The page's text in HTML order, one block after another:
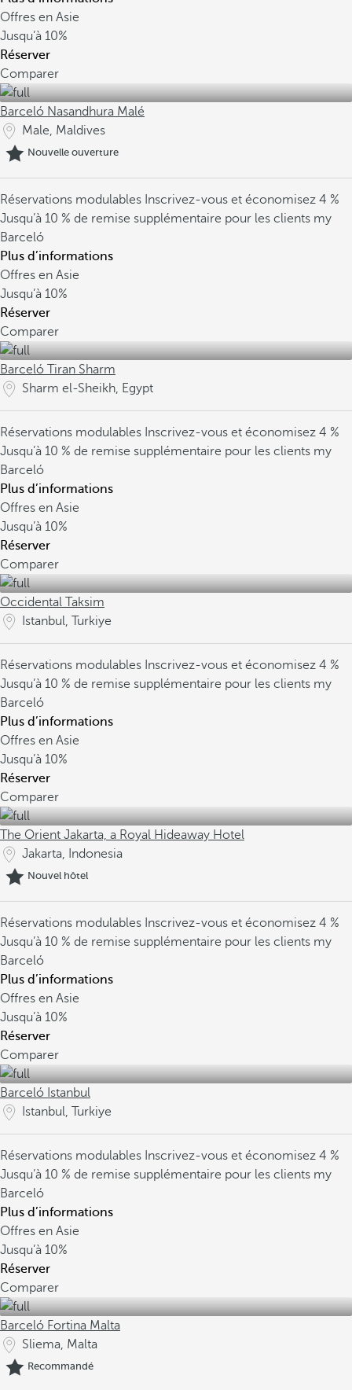
Offres en Asie
Jusqu’à 10%
Réserver
Comparer
Barceló Nasandhura Malé
Male, Maldives
Nouvelle ouverture
Réservations modulables Inscrivez-vous et économisez 4 %
Jusqu’à 10 % de remise supplémentaire pour les clients my
Barceló
Plus d’informations
Offres en Asie
Jusqu’à 10%
Réserver
Comparer
Barceló Tiran Sharm
Sharm el-Sheikh, Egypt
Réservations modulables Inscrivez-vous et économisez 4 %
Jusqu’à 10 % de remise supplémentaire pour les clients my
Barceló
Plus d’informations
Offres en Asie
Jusqu’à 10%
Réserver
Comparer
Occidental Taksim
Istanbul, Turkiye
Réservations modulables Inscrivez-vous et économisez 4 %
Jusqu’à 10 % de remise supplémentaire pour les clients my
Barceló
Plus d’informations
Offres en Asie
Jusqu’à 10%
Réserver
Comparer
The Orient Jakarta, a Royal Hideaway Hotel
Jakarta, Indonesia
Nouvel hôtel
Réservations modulables Inscrivez-vous et économisez 4 %
Jusqu’à 10 % de remise supplémentaire pour les clients my
Barceló
Plus d’informations
Offres en Asie
Jusqu’à 10%
Réserver
Comparer
Barceló Istanbul
Istanbul, Turkiye
Réservations modulables Inscrivez-vous et économisez 4 %
Jusqu’à 10 % de remise supplémentaire pour les clients my
Barceló
Plus d’informations
Offres en Asie
Jusqu’à 10%
Réserver
Comparer
Barceló Fortina Malta
Sliema, Malta
Recommandé